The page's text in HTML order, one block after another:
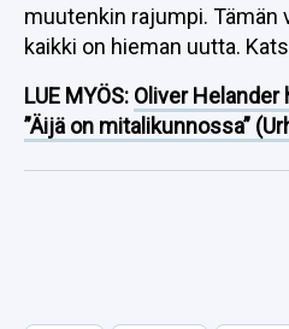
muutenkin rajumpi. Tämän
kaikki on hieman uutta.
LUE MYÖS: Oliver Helander
”Äijä on mitalikunnossa”